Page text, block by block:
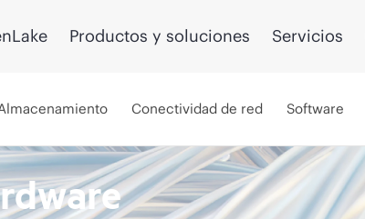
Productos y soluciones Servicios
Conectividad de red Software